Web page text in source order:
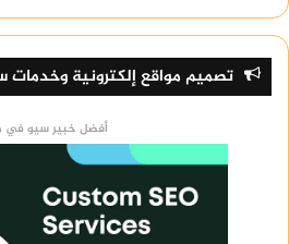
تصميم مواقع إلكترونية وخدمات
أفضل خبير سيو في